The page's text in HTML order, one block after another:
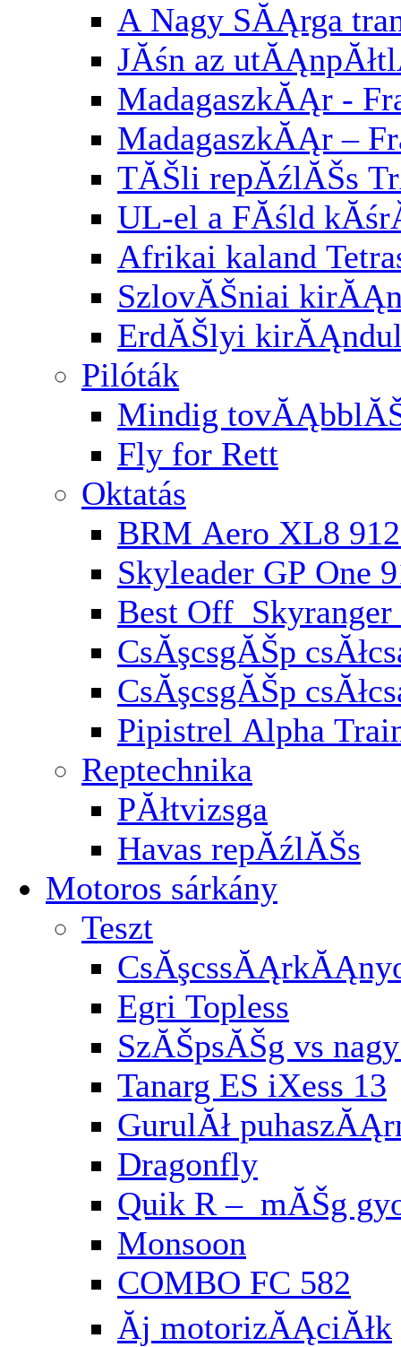
A Nagy SĂĄrga
JĂśn az
MadagaszkĂĄr -
MadagaszkĂĄr –
TĂŠli repĂźlĂŠs
UL-el a FĂśld
Afrikai kaland
SzlovĂŠniai
ErdĂŠlyi
Pilóták
Mindig
Fly for Rett
Oktatás
BRM Aero XL8
Skyleader GP One
Best Off
CsĂşcsgĂŠp
CsĂşcsgĂŠp
Pipistrel Alpha
Reptechnika
PĂłtvizsga
Havas repĂźlĂŠs
Motoros sárkány
Teszt
Egri Topless
SzĂŠpsĂŠg vs
Tanarg ES iXess 13
GurulĂł
Dragonfly
Quik R – mĂŠg
Monsoon
COMBO FC 582
Ăj motorizĂĄciĂłk